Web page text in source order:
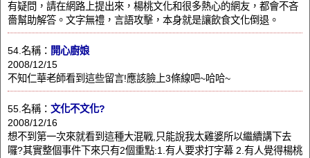
有疑問，請在網路上提出來，楊桃文化和很多熱心的網友，都會不吝
嗇幫助解答。文字無禮，言語攻擊，本身就是讓飲食文化倒退。
54.名稱： 開心廚娘
2008/12/15
不知仁華老師看到這些留言!應該臉上3條線吧~哈哈~
55.名稱： 文化不文化?
2008/12/16
想不到第一次來就看到這種大混戰,只能說我太雞婆所以繼續講下去
囉?其實整個事件下來只有2個重點:1.有人要求打字幕 2.有人覺得楊桃